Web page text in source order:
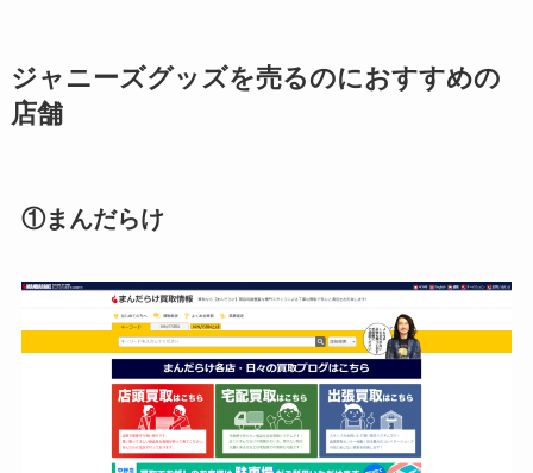
櫻井翔のグッズ買取はどこがおす
がいるかも調査
高木雄也はどんな性格？身長や大
学などプロフィール・父親や実家
などの家族構成も徹底調査！
ジャニーズグッズを売るのにおすすめの
店舗
①まんだらけ